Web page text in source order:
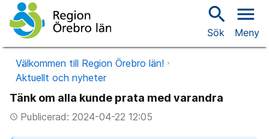
search
Sök
menu
Meny
Välkommen till Region Örebro län!
Aktuellt och nyheter
Tänk om alla kunde prata med varandra
access_timePublicerad: 2024-04-22 12:05